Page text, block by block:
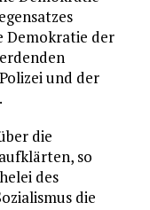
Demokratie der
und der
die
so
des
die